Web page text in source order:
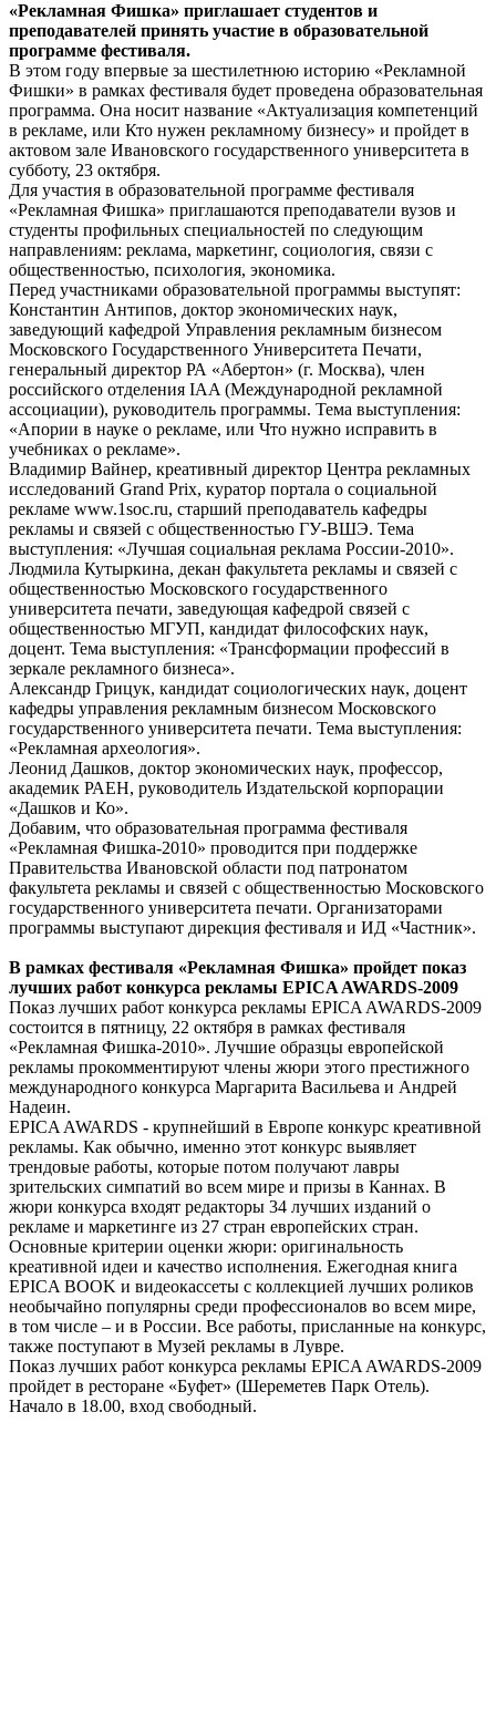
«Рекламная Фишка» приглашает студентов и
преподавателей принять участие в образовательной
программе фестиваля.
В этом году впервые за шестилетнюю историю «Рекламной
Фишки» в рамках фестиваля будет проведена образовательная
программа. Она носит название «Актуализация компетенций
в рекламе, или Кто нужен рекламному бизнесу» и пройдет в
актовом зале Ивановского государственного университета в
субботу, 23 октября.
Для участия в образовательной программе фестиваля
«Рекламная Фишка» приглашаются преподаватели вузов и
студенты профильных специальностей по следующим
направлениям: реклама, маркетинг, социология, связи с
общественностью, психология, экономика.
Перед участниками образовательной программы выступят:
Константин Антипов, доктор экономических наук,
заведующий кафедрой Управления рекламным бизнесом
Московского Государственного Университета Печати,
генеральный директор РА «Абертон» (г. Москва), член
российского отделения IAA (Международной рекламной
ассоциации), руководитель программы. Тема выступления:
«Апории в науке о рекламе, или Что нужно исправить в
учебниках о рекламе».
Владимир Вайнер, креативный директор Центра рекламных
исследований Grand Prix, куратор портала о социальной
рекламе www.1soc.ru, старший преподаватель кафедры
рекламы и связей с общественностью ГУ-ВШЭ. Тема
выступления: «Лучшая социальная реклама России-2010».
Людмила Кутыркина, декан факультета рекламы и связей с
общественностью Московского государственного
университета печати, заведующая кафедрой связей с
общественностью МГУП, кандидат философских наук,
доцент. Тема выступления: «Трансформации профессий в
зеркале рекламного бизнеса».
Александр Грицук, кандидат социологических наук, доцент
кафедры управления рекламным бизнесом Московского
государственного университета печати. Тема выступления:
«Рекламная археология».
Леонид Дашков, доктор экономических наук, профессор,
академик РАЕН, руководитель Издательской корпорации
«Дашков и Ко».
Добавим, что образовательная программа фестиваля
«Рекламная Фишка-2010» проводится при поддержке
Правительства Ивановской области под патронатом
факультета рекламы и связей с общественностью Московского
государственного университета печати. Организаторами
программы выступают дирекция фестиваля и ИД «Частник».
В рамках фестиваля «Рекламная Фишка» пройдет показ
лучших работ конкурса рекламы EPICA AWARDS-2009
Показ лучших работ конкурса рекламы EPICA AWARDS-2009
состоится в пятницу, 22 октября в рамках фестиваля
«Рекламная Фишка-2010». Лучшие образцы европейской
рекламы прокомментируют члены жюри этого престижного
международного конкурса Маргарита Васильева и Андрей
Надеин.
EPICA AWARDS - крупнейший в Европе конкурс креативной
рекламы. Как обычно, именно этот конкурс выявляет
трендовые работы, которые потом получают лавры
зрительских симпатий во всем мире и призы в Каннах. В
жюри конкурса входят редакторы 34 лучших изданий о
рекламе и маркетинге из 27 стран европейских стран.
Основные критерии оценки жюри: оригинальность
креативной идеи и качество исполнения. Ежегодная книга
EPICA BOOK и видеокассеты с коллекцией лучших роликов
необычайно популярны среди профессионалов во всем мире,
в том числе – и в России. Все работы, присланные на конкурс,
также поступают в Музей рекламы в Лувре.
Показ лучших работ конкурса рекламы EPICA AWARDS-2009
пройдет в ресторане «Буфет» (Шереметев Парк Отель).
Начало в 18.00, вход свободный.